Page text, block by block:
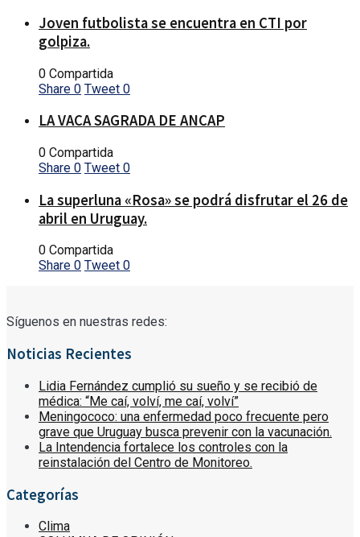
Joven futbolista se encuentra en CTI por
golpiza.
0 Compartida
Share 0 Tweet 0
LA VACA SAGRADA DE ANCAP
0 Compartida
Share 0 Tweet 0
La superluna «Rosa» se podrá disfrutar el 26 de
abril en Uruguay.
0 Compartida
Share 0 Tweet 0
Síguenos en nuestras redes:
Noticias Recientes
Lidia Fernández cumplió su sueño y se recibió de
médica: “Me caí, volví, me caí, volví”
Meningococo: una enfermedad poco frecuente pero
grave que Uruguay busca prevenir con la vacunación.
La Intendencia fortalece los controles con la
reinstalación del Centro de Monitoreo.
Categorías
Clima